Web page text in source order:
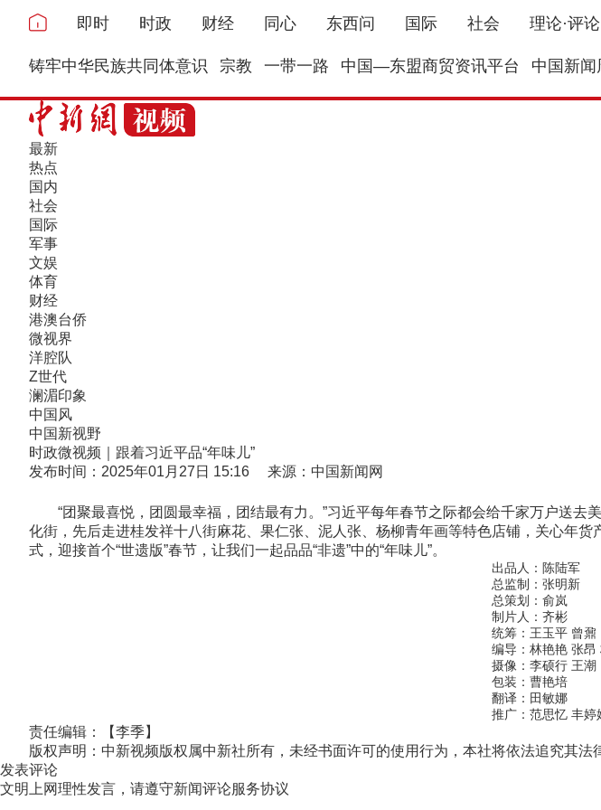
即时 时政 财经 同心 东西问 国际 社会 理论·评论
铸牢中华民族共同体意识 宗教 一带一路 中国—东盟商贸资讯平台 中国新闻
最新
热点
国内
社会
国际
军事
文娱
体育
财经
港澳台侨
微视界
洋腔队
Z世代
澜湄印象
中国风
中国新视野
时政微视频｜跟着习近平品“年味儿”
发布时间：2025年01月27日 15:16 来源：中国新闻网
“团聚最喜悦，团圆最幸福，团结最有力。”习近平每年春节之际都会给千家万户送去
化街，先后走进桂发祥十八街麻花、果仁张、泥人张、杨柳青年画等特色店铺，关心年
式，迎接首个“世遗版”春节，让我们一起品品“非遗”中的“年味儿”。
出品人：陈陆军
总监制：张明新
总策划：俞岚
制片人：齐彬
统筹：王玉平 曾鼐
编导：林艳艳 张昂
摄像：李硕行 王潮
包装：曹艳培
翻译：田敏娜
推广：范思忆 丰婷
责任编辑：【李季】
版权声明：中新视频版权属中新社所有，未经书面许可的使用行为，本社将依法追究其法
发表评论
文明上网理性发言，请遵守新闻评论服务协议